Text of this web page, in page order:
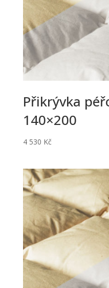
Přikrývka
140×200
4 530 Kč